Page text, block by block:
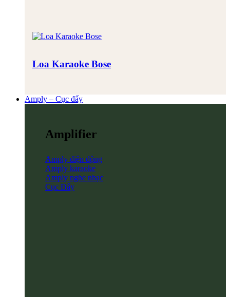
Loa Karaoke Bose
Amply – Cục đẩy
Amplifier
Amply điện động
Amply karaoke
Amply nghe nhạc
Cục Đẩy